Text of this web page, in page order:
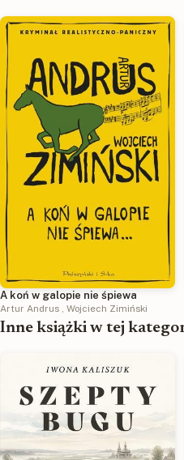
A koń w galopie nie śpiewa
Artur Andrus Wojciech Zimiński
Inne książki w tej